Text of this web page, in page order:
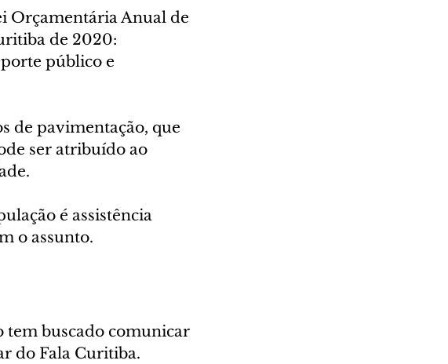
Orçamentária Anual de
de 2020:
público e
de pavimentação, que
ser atribuído ao
é assistência
o assunto.
tem buscado comunicar
do Fala Curitiba.